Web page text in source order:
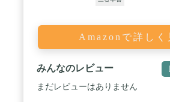
Amazonで詳しく
みんなのレビュー
まだレビューはありません